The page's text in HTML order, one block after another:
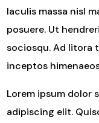
Iaculis massa nisl
posuere. Ut
sociosqu. Ad litora
inceptos
Lorem ipsum dolor
adipiscing elit.